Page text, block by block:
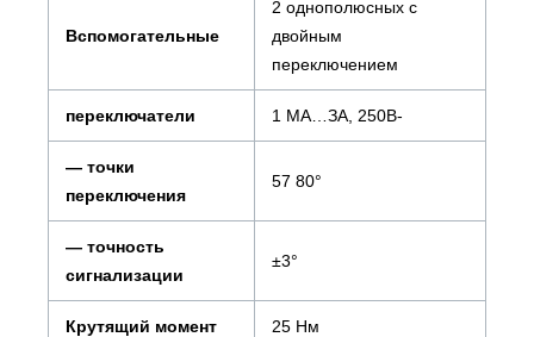
Вспомогательные
2 однополюсных с
двойным
переключением
переключатели 1 МА…ЗА, 250В-
— точки
переключения
57 80°
— точность
сигнализации
±3°
Крутящий момент 25 Нм